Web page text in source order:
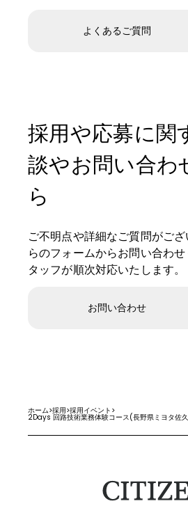
よくあるご質問
採用や応募に関
談やお問い合わ
ら
ご不明点や詳細なご質問がご
らのフォームからお問い合わ
タッフが順次対応いたします。
お問い合わせ
ホーム>採用>採用イベント >
2Days 回路技術業務体験コース(長野県ミヨタ佐